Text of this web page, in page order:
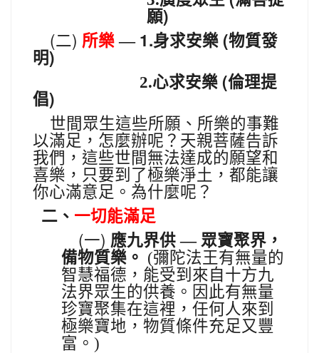
願)
(二) 所樂 —1.身求安樂 (物質發
明)
2.心求安樂 (倫理提
倡)
世間眾生這些所願、所樂的事難
以滿足，怎麼辦呢？天親菩薩告訴
我們，這些世間無法達成的願望和
喜樂，只要到了極樂淨土，都能讓
你心滿意足。為什麼呢？
二、 一切能滿足
(一) 應九界供 — 眾寶聚界，
備物質樂。 (彌陀法王有無量的
智慧福德，能受到來自十方九
法界眾生的供養。因此有無量
珍寶聚集在這裡，任何人來到
極樂寶地，物質條件充足又豐
富。)